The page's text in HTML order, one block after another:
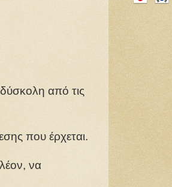
από τις
που έρχεται.
να